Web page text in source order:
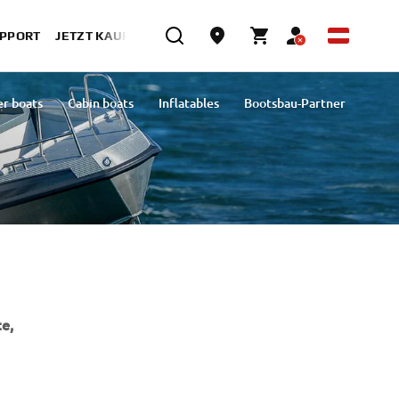
JETZT KAUFEN
boats Cabin boats Inflatables Bootsbau-Partner